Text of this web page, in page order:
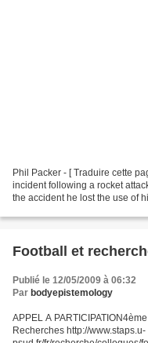
Phil Packer - [ Traduire cette
incident following a rocket
the accident he lost the use of
Football et
Publié le 12/05/2009 à 06:32
Par bodyepistemology
APPEL A
Recherches http://www.staps.u-